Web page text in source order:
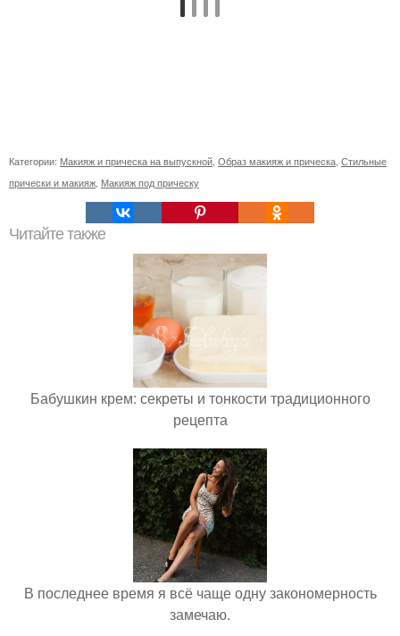
Категории: Макияж и прическа на выпускной Образ макияж и прическа Стильные
прически и макияж Макияж под прическу
Читайте также
Бабушкин крем: секреты и тонкости традиционного
рецепта
В последнее время я всё чаще одну закономерность
замечаю.